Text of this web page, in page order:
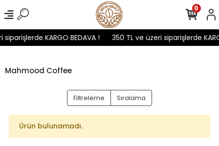
KARGO BEDAVA ! 350 TL ve üzeri siparişlerde
0
Mahmood Coffee
Filtreleme Sıralama
Ürün bulunamadı.